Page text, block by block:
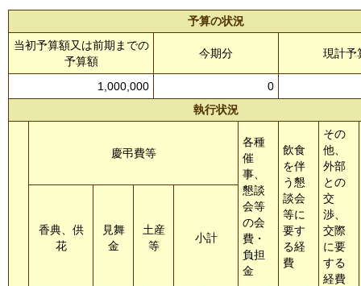
予算の状況
当初予算額又は前期までの
予算額
今期分 現計予
1,000,000
0
執行状況
慶弔費等
各種
催
事、
懇談
会等
の会
費・
負担
金
飲食
を伴
う懇
談会
等に
要す
る経
費
その
他、
外部
との
交
渉、
交際
に要
する
経費
香典、供
花
見舞
金
土産
等
小計